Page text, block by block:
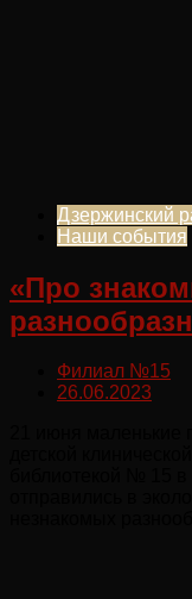
Дзержинский
Наши события
«Про
Филиал №15
26.06.2023